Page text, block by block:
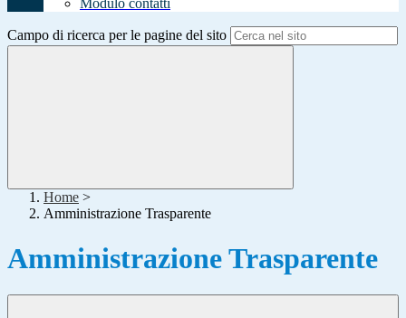
Modulo contatti
Campo di ricerca per le pagine del sito
Home >
Amministrazione Trasparente
Amministrazione Trasparente